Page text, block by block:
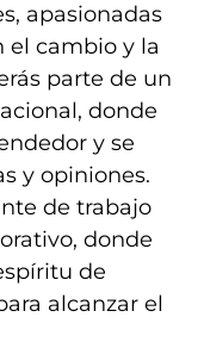
apasionadas
el cambio y la
parte de un
donde
y se
y opiniones.
de trabajo
donde
de
alcanzar el